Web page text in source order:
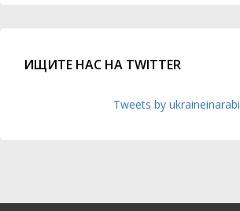
ИЩИТЕ НАС НА TWITTER
Tweets by ukraineinarabi